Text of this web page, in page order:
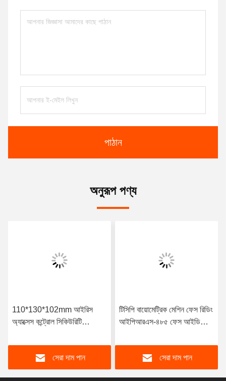
পাঠান
অনুরূপ পণ্য
110*130*102mm আইরিস
অ্যাক্সেস কন্ট্রোল সিকিউরিটি
সেরা দাম পান
টিসিপি বায়োমেট্রিক মেশিন ফেস রিডিং
আইপিআরএস-৪৮৫ ফেস আইডি
সেরা দাম পান